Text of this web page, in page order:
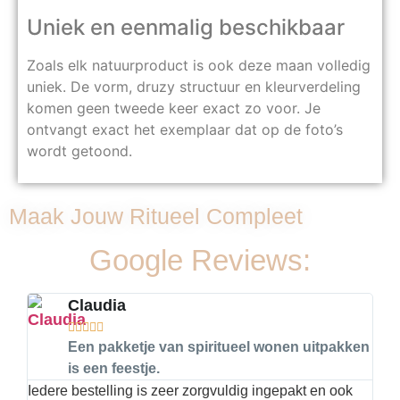
Uniek en eenmalig beschikbaar
Zoals elk natuurproduct is ook deze maan volledig
uniek. De vorm, druzy structuur en kleurverdeling
komen geen tweede keer exact zo voor. Je
ontvangt exact het exemplaar dat op de foto’s
wordt getoond.
Maak Jouw Ritueel Compleet
Google Reviews:
Claudia
  
Een pakketje van spiritueel wonen uitpakken
is een feestje.
Iedere bestelling is zeer zorgvuldig ingepakt en ook